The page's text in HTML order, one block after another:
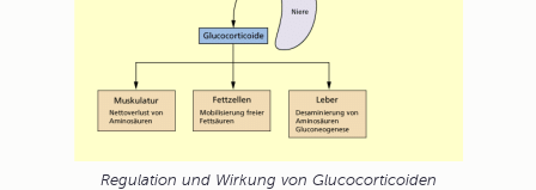
Regulation und Wirkung von Glucocorticoiden